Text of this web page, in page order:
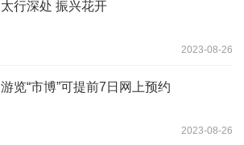
太行深处 振兴花开
2023-08-26
游览“市博”可提前7日网上预约
2023-08-26